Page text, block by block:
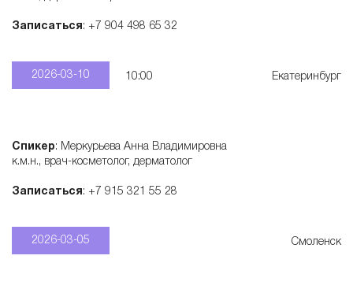
Записаться: +7 904 498 65 32
2026-03-10 10:00 Екатеринбург
Спикер: Меркурьева Анна Владимировна
к.м.н., врач-косметолог, дерматолог
Записаться: +7 915 321 55 28
2026-03-05 Смоленск